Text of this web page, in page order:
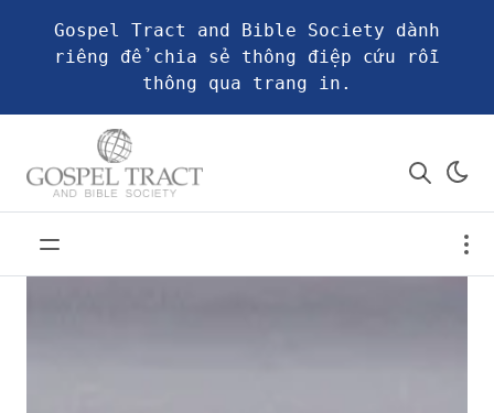
Gospel Tract and Bible Society dành
riêng để chia sẻ thông điệp cứu rỗi
thông qua trang in.